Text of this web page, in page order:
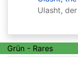
a-
Box
Ulasht,
Grün - Rares